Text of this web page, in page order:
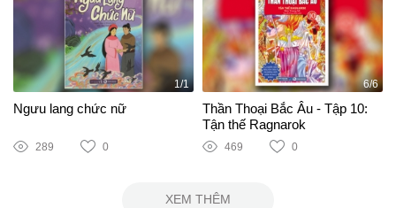
1/1
Ngưu lang chức nữ
289 0
6/6
Thần Thoại Bắc Âu - Tập 10:
Tận thế Ragnarok
469 0
XEM THÊM